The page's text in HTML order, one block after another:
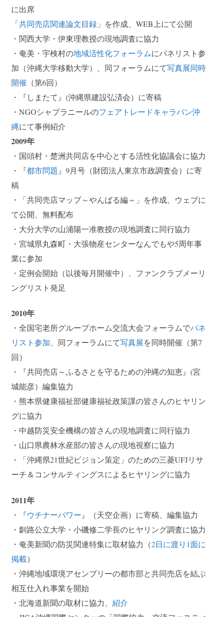
に出席
「共同売店関連論文目録」を作成、WEB上にて公開
・関西大学・伊東理教授の現地調査に協力
・奄美・宇検村の地域活性化フォーラムにパネリスト参
加（沖縄大学移動大学）、同フォーラムにて写真展同時
開催 （第6回）
・『しまたて』(沖縄県建設弘済会）に寄稿
・NGOシャプラニールのフェアトレードキャラバン沖
縄にて事例紹介
2009年
・国頭村・楚洲共同店を中心とする活性化協議会に協力
・『都市問題 』9月号（財団法人東京市政調査会）に寄
稿
・「共同売店マップ～やんばる編～」を作成、ウェブに
て公開、無料配布
・大分大学の山浦陽一准教授の現地調査に同行協力
・宮城県丸森町・大張物産センターなんでもや5周年事
業に参加
・定例会開始（以後毎月開催中）、ファンクラブメーリ
ングリスト発足
2010年
・全国宅老所グループホーム交流大会フォーラムでパネ
リスト参加、同フォーラムにて写真展を同時開催（第7
回）
・『共同売店～ふるさとを守るための沖縄の知恵』(宮
城能彦）編集協力
・ 熊本県健康福祉部健康福祉政策課の皆さんのヒヤリン
グに協力
・中越防災安全機構の皆さんの現地調査に同行協力
・山口県農林水産部の皆さんの現地視察に協力
・「沖縄県21世紀ビジョン策定」のための三菱UFJリサ
ーチ＆コンサルティングスによるヒヤリングに協力
2011年
・『ウチナーパワー 』（天空企画）に寄稿、編集協力
・釧路公立大学・小磯修二学長のヒヤリング調査に協力
・奄美新聞の防災関連特集に取材協力（2日に渡り1面に
掲載）
・沖縄地域環境アセンブリーの都市部と共同売店を結ぶ
相互仕入れ事業を開始
・北海道新聞の取材に協力、 紹介